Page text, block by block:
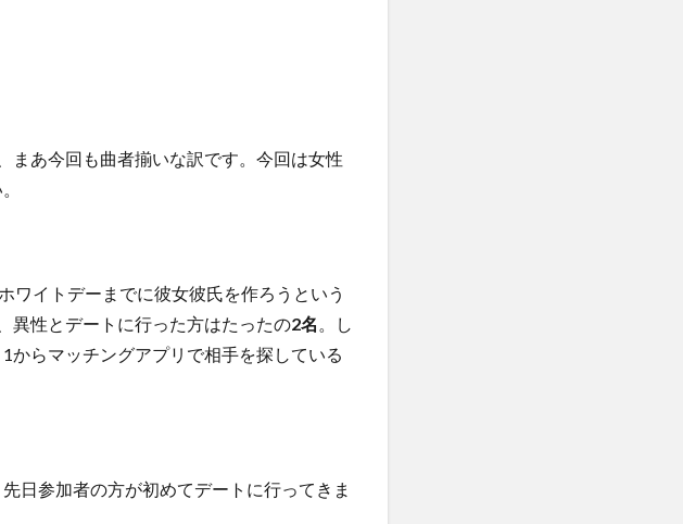
まあ今回も曲者揃いな訳です。今回は女性
ワイトデーまでに彼女彼氏を作ろうという
異性とデートに行った方はたったの2名
。し
からマッチングアプリで相手を探している
日参加者の方が初めてデートに行ってきま